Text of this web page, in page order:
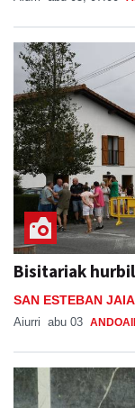
Bisitariak
SAN ESTEBAN
Aiurri abu 03